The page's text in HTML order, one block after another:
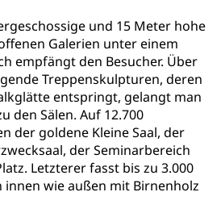
und 15 Meter hohe
Galerien unter einem
empfängt den Besucher. Über
Treppenskulpturen, deren
entspringt, gelangt man
den Sälen. Auf 12.700
der goldene Kleine Saal, der
der Seminarbereich
Letzterer fasst bis zu 3.000
innen wie außen mit Birnenholz